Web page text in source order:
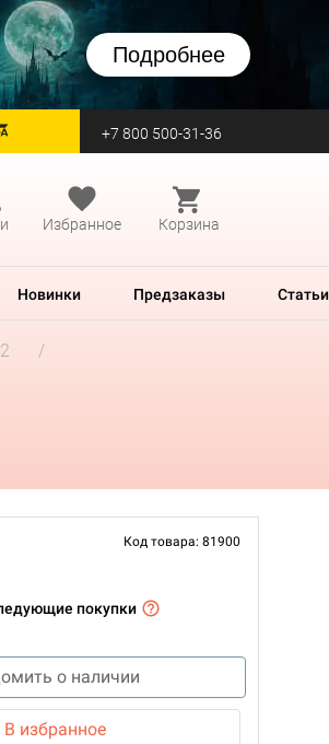
Подробнее
перейти на Zvezda +7 800 500-31-36
Избранное Корзина
Новинки Предзаказы Статьи
Код товара: 81900
покупки
о наличии
В избранное